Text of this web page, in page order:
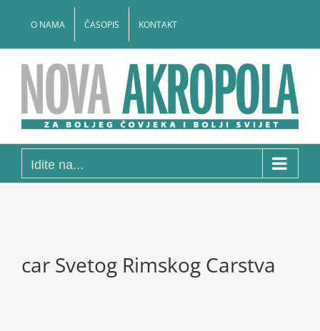
O NAMA ČASOPIS KONTAKT
Idite na...
car Svetog Rimskog Carstva